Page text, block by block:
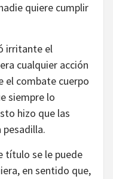
quiere cumplir
irritante el
cualquier acción
el combate cuerpo
siempre lo
hizo que las
pesadilla.
título se le puede
en sentido que,